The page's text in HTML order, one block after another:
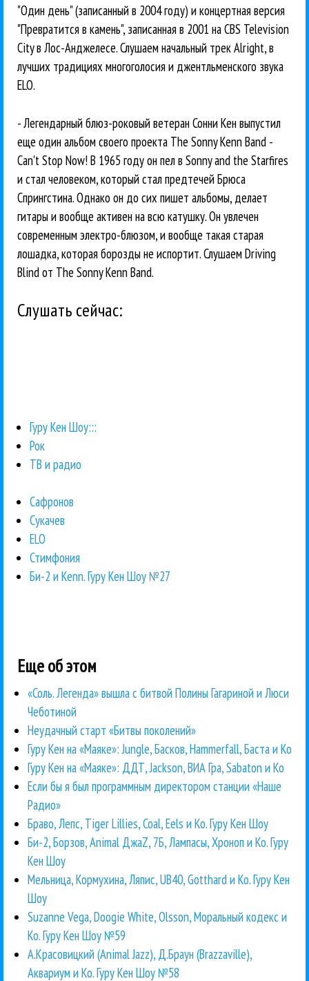
"Один день" (записанный в 2004 году) и концертная версия
"Превратится в камень", записанная в 2001 на CBS Television
City в Лос-Анджелесе. Слушаем начальный трек Alright, в
лучших традициях многоголосия и джентльменского звука
ELO.
- Легендарный блюз-роковый ветеран Сонни Кен выпустил
еще один альбом своего проекта The Sonny Kenn Band -
Can't Stop Now! В 1965 году он пел в Sonny and the Starfires
и стал человеком, который стал предтечей Брюса
Спрингстина. Однако он до сих пишет альбомы, делает
гитары и вообще активен на всю катушку. Он увлечен
современным электро-блюзом, и вообще такая старая
лошадка, которая борозды не испортит. Слушаем Driving
Blind от The Sonny Kenn Band.
Слушать сейчас:
Гуру Кен Шоу:::
Рок
ТВ и радио
Сафронов
Сукачев
ELO
Стимфония
Би-2 и Kenn. Гуру Кен Шоу №27
Еще об этом
«Соль. Легенда» вышла с битвой Полины Гагариной и Люси
Чеботиной
Неудачный старт «Битвы поколений»
Гуру Кен на «Маяке»: Jungle, Басков, Hammerfall, Баста и Ко
Гуру Кен на «Маяке»: ДДТ, Jackson, ВИА Гра, Sabaton и Ко
Если бы я был программным директором станции «Наше
Радио»
Браво, Лепс, Tiger Lillies, Coal, Eels и Ко. Гуру Кен Шоу
Би-2, Борзов, Animal ДжаZ, 7Б, Лампасы, Хроноп и Ко. Гуру
Кен Шоу
Мельница, Кормухина, Ляпис, UB40, Gotthard и Ко. Гуру Кен
Шоу
Suzanne Vega, Doogie White, Olsson, Моральный кодекс и
Ко. Гуру Кен Шоу №59
А.Красовицкий (Animal Jazz), Д.Браун (Brazzaville),
Аквариум и Ко. Гуру Кен Шоу №58